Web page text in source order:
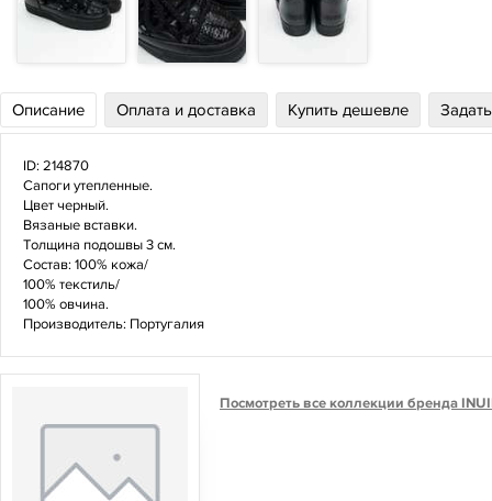
Описание Оплата и доставка Купить дешевле
ID:214870
Сапоги утепленные.
Цвет черный.
Вязаные вставки.
Толщина подошвы 3 см.
Состав:100% кожа/
100% текстиль/
100% овчина.
Производитель: Португалия
Посмотреть все коллекции бренда